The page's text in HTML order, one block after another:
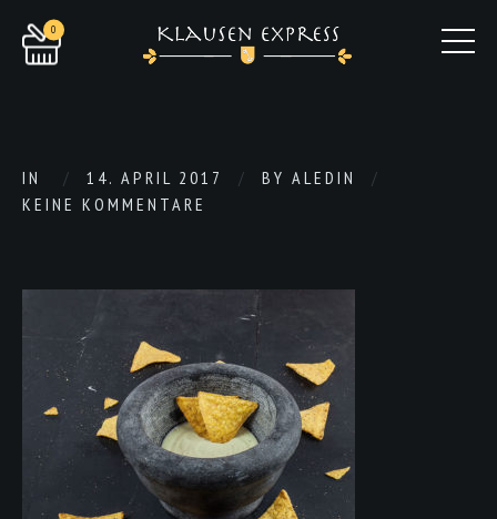
0
IN 14. APRIL 2017 BY ALEDIN
KEINE KOMMENTARE